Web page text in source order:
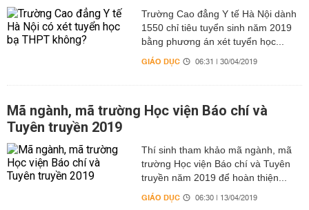
Trường Cao đẳng Y tế Hà Nội dành
1550 chỉ tiêu tuyển sinh năm 2019
bằng phương án xét tuyển học...
GIÁO DỤC 06:31 | 30/04/2019
Mã ngành, mã trường Học viện Báo chí và
Tuyên truyền 2019
Thí sinh tham khảo mã ngành, mã
trường Học viện Báo chí và Tuyên
truyền năm 2019 để hoàn thiện...
GIÁO DỤC 06:30 | 13/04/2019